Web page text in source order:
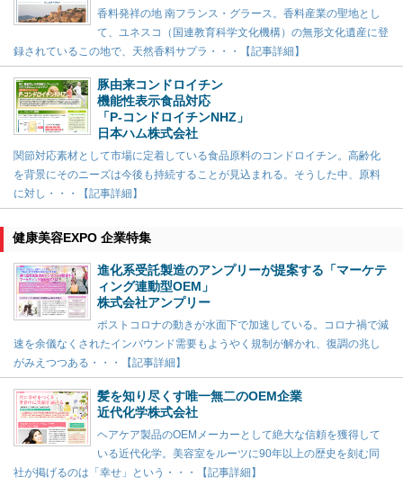
香料発祥の地 南フランス・グラース。香料産業の聖地とし
て、ユネスコ（国連教育科学文化機構）の無形文化遺産に登
録されているこの地で、天然香料サプラ・・・【記事詳細】
豚由来コンドロイチン
機能性表示食品対応
「P-コンドロイチンNHZ」
日本ハム株式会社
関節対応素材として市場に定着している食品原料のコンドロイチン。高齢化
を背景にそのニーズは今後も持続することが見込まれる。そうした中、原料
に対し・・・【記事詳細】
健康美容EXPO 企業特集
進化系受託製造のアンプリーが提案する「マーケテ
ィング連動型OEM」
株式会社アンプリー
ポストコロナの動きが水面下で加速している。コロナ禍で減
速を余儀なくされたインバウンド需要もようやく規制が解かれ、復調の兆し
がみえつつある・・・【記事詳細】
髪を知り尽くす唯一無二のOEM企業
近代化学株式会社
ヘアケア製品のOEMメーカーとして絶大な信頼を獲得して
いる近代化学。美容室をルーツに90年以上の歴史を刻む同
社が掲げるのは「幸せ」という・・・【記事詳細】